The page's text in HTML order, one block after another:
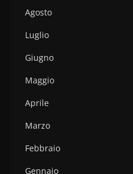
Agosto
Luglio
Giugno
Maggio
Aprile
Marzo
Febbraio
Gennaio